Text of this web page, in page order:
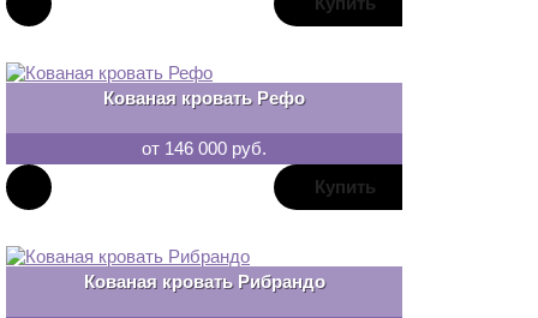
Кованая кровать Рефо
от 146 000 руб.
Кованая кровать Рибрандо